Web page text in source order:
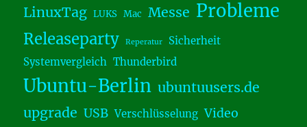
LinuxTag LUKS Mac Messe Probleme
Releaseparty Reperatur
Sicherheit
Systemvergleich Thunderbird
Ubuntu-Berlin ubuntuusers.de
upgrade USB Verschlüsselung Video